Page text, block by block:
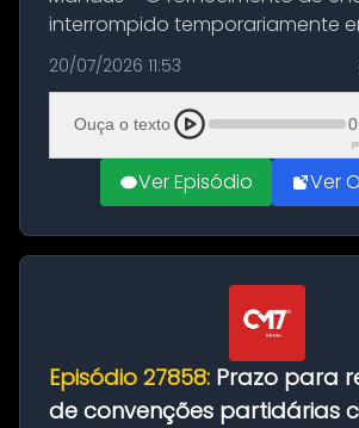
interrompido temporariamente
sete bairros de Manaus nesta
A suspensão programada
execução de serviços de
20/07/2026 11:53
Ouça o texto
Ver Episódio Ver
Episódio 27858: Prazo para
de convenções partidárias